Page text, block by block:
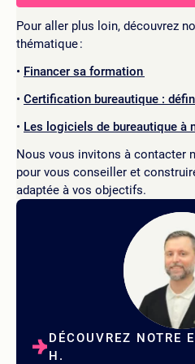
Pour aller plus loin, découvrez
thématique :
Financer sa formation
Certification bureautique :
Les logiciels de bureautique à
Nous vous invitons à contacter
pour vous conseiller et
adaptée à vos objectifs.
DÉCOUVREZ NOTRE
H.